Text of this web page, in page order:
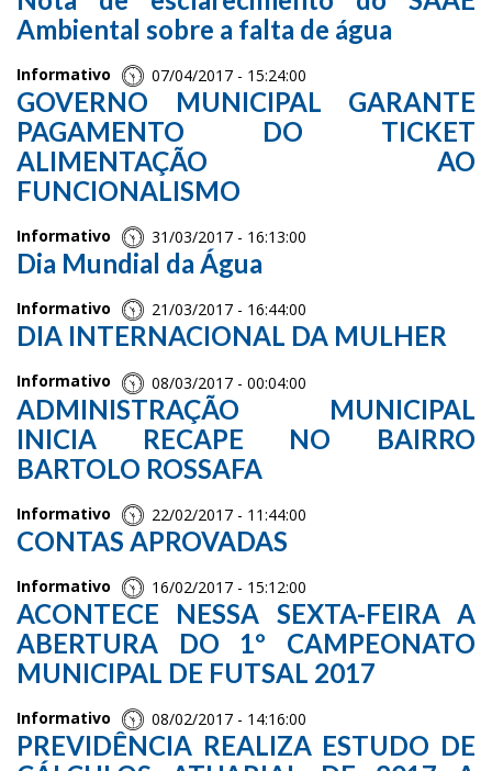
Ambiental sobre a falta de água
Informativo 07/04/2017 - 15:24:00
GOVERNO MUNICIPAL GARANTE
PAGAMENTO DO TICKET
ALIMENTAÇÃO AO
FUNCIONALISMO
Informativo 31/03/2017 - 16:13:00
Dia Mundial da Água
Informativo 21/03/2017 - 16:44:00
DIA INTERNACIONAL DA MULHER
Informativo 08/03/2017 - 00:04:00
ADMINISTRAÇÃO MUNICIPAL
INICIA RECAPE NO BAIRRO
BARTOLO ROSSAFA
Informativo 22/02/2017 - 11:44:00
CONTAS APROVADAS
Informativo 16/02/2017 - 15:12:00
ACONTECE NESSA SEXTA-FEIRA A
ABERTURA DO 1º CAMPEONATO
MUNICIPAL DE FUTSAL 2017
Informativo 08/02/2017 - 14:16:00
PREVIDÊNCIA REALIZA ESTUDO DE